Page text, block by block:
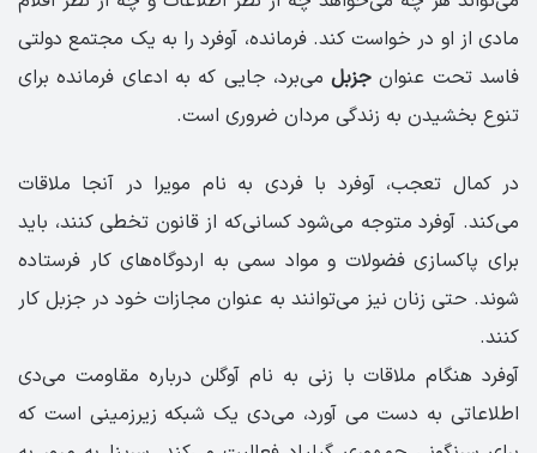
مادی از او در خواست کند. فرمانده، آوفرد را به یک مجتمع دولتی
فاسد تحت عنوانجزبلمی‌برد، جایی که به ادعای فرمانده برای
تنوع بخشیدن به زندگی مردان ضروری است.
در کمال تعجب، آوفرد با فردی به نام مویرا در آنجا ملاقات
می‌کند. آوفرد متوجه می‌شود کسانی‌که از قانون تخطی کنند، باید
برای پاکسازی فضولات و مواد سمی به اردوگاه‌های کار فرستاده
شوند. حتی زنان نیز می‌توانند به عنوان مجازات خود در جزبل کار
کنند.
آوفرد هنگام ملاقات با زنی به نام آوگلن درباره مقاومت می‌دی
اطلاعاتی به دست می آورد، می‌دی یک شبکه زیرزمینی است که